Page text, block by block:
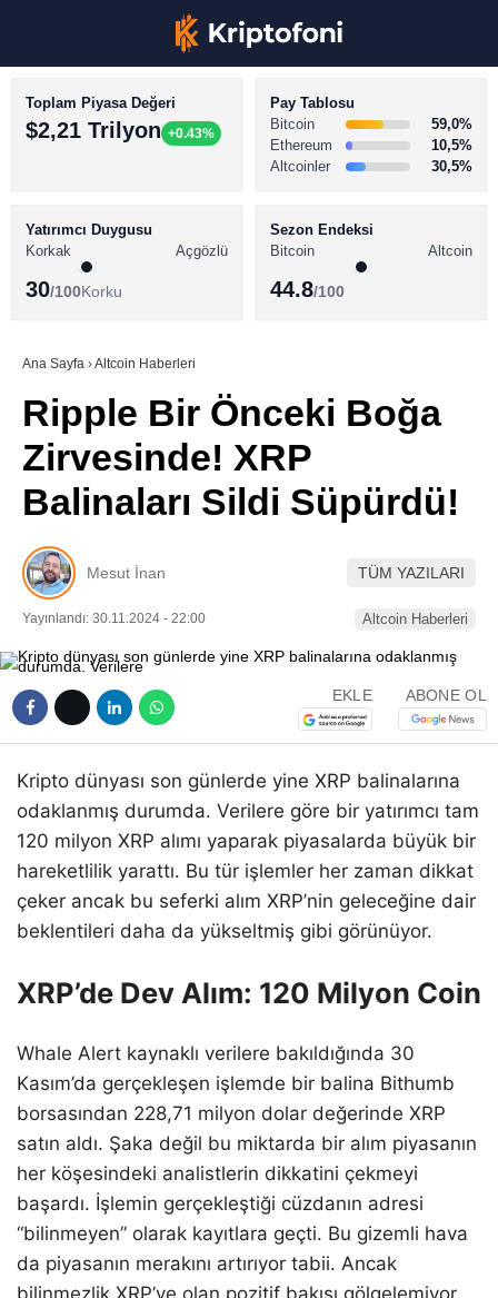
Youtube
Pinterest
Telegram
BİTCOİN HABERLERİ
ALTCOİN HABERLERİ
SÖZLÜK
Toplam Piyasa Değeri
$2,21 Trilyon +0.43%
Pay Tablosu
Bitcoin
59,0%
Ethereum
10,5%
Altcoinler
30,5%
Yatırımcı Duygusu
Korkak
Açgözlü
30/100Korku
Sezon Endeksi
Bitcoin
Altcoin
44.8/100
Ana Sayfa ›Altcoin Haberleri
Ripple Bir Önceki Boğa
Zirvesinde! XRP
Balinaları Sildi Süpürdü!
Mesut İnan TÜM YAZILARI
Yayınlandı: 30.11.2024 - 22:00 Altcoin Haberleri
EKLE ABONE OL
Kripto dünyası son günlerde yine XRP balinalarına
odaklanmış durumda. Verilere göre bir yatırımcı tam
120 milyon XRP alımı yaparak piyasalarda büyük bir
hareketlilik yarattı. Bu tür işlemler her zaman dikkat
çeker ancak bu seferki alım XRP’nin geleceğine dair
beklentileri daha da yükseltmiş gibi görünüyor.
XRP’de Dev Alım: 120 Milyon Coin
Whale Alert kaynaklı verilere bakıldığında 30
Kasım’da gerçekleşen işlemde bir balina Bithumb
borsasından 228,71 milyon dolar değerinde XRP
satın aldı. Şaka değil bu miktarda bir alım piyasanın
her köşesindeki analistlerin dikkatini çekmeyi
başardı. İşlemin gerçekleştiği cüzdanın adresi
“bilinmeyen” olarak kayıtlara geçti. Bu gizemli hava
da piyasanın merakını artırıyor tabii. Ancak